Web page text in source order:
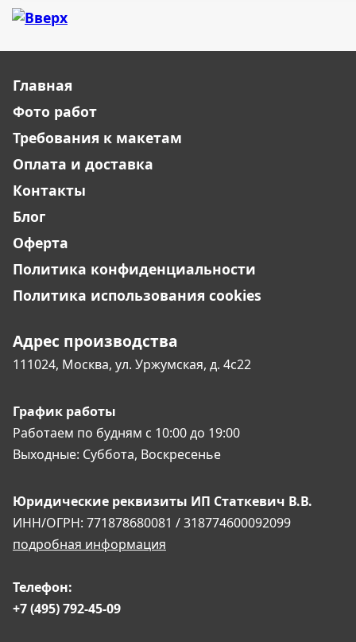
Главная
Фото работ
Требования к макетам
Оплата и доставка
Контакты
Блог
Оферта
Политика конфиденциальности
Политика использования cookies
Адрес производства
111024, Москва, ул. Уржумская, д. 4с22
График работы
Работаем по будням с 10:00 до 19:00
Выходные: Суббота, Воскресенье
Юридические реквизиты ИП Статкевич В.В.
ИНН/ОГРН: 771878680081 / 318774600092099
подробная информация
Телефон:
+7 (495) 792-45-09